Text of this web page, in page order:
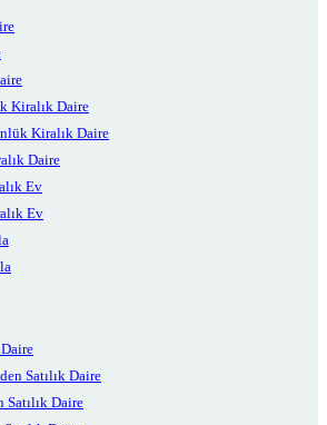
Kiralık Daire
Kiralık Daire
Daire
Ev
Ev
Satılık Daire
Satılık Daire